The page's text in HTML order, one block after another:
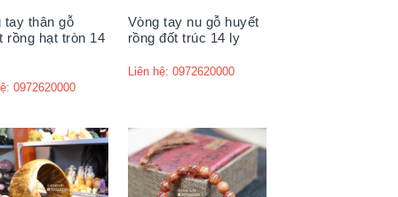
thuộc vào vân và mùi thơm
tay thân gỗ
rồng hạt tròn 14
0972620000
Vòng tay nu gỗ huyết
rồng đốt trúc 14 ly
Liên hệ: 0972620000